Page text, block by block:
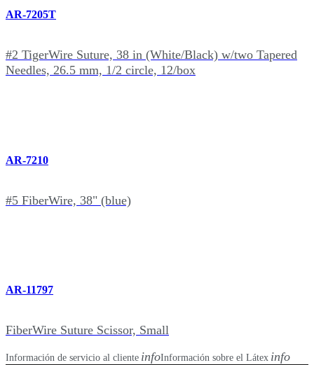
AR-7205T
#2 TigerWire Suture, 38 in (White/Black) w/two Tapered
Needles, 26.5 mm, 1/2 circle, 12/box
AR-7210
#5 FiberWire, 38" (blue)
AR-11797
FiberWire Suture Scissor, Small
Información de servicio al cliente infoInformación sobre el Látex info